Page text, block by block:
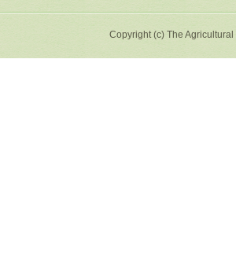
Copyright (c) The